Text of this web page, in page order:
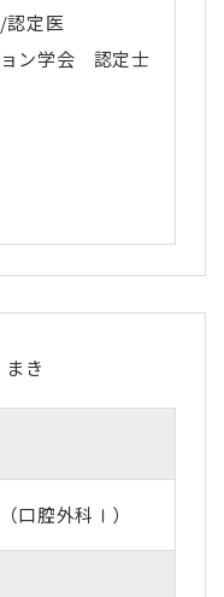
定医
ョン学会 認定士
き
口腔外科Ⅰ）